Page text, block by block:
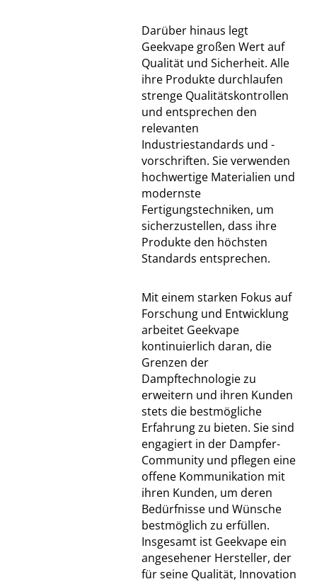
Darüber hinaus legt
Geekvape großen Wert auf
Qualität und Sicherheit. Alle
ihre Produkte durchlaufen
strenge Qualitätskontrollen
und entsprechen den
relevanten
Industriestandards und -
vorschriften. Sie verwenden
hochwertige Materialien und
modernste
Fertigungstechniken, um
sicherzustellen, dass ihre
Produkte den höchsten
Standards entsprechen.
Mit einem starken Fokus auf
Forschung und Entwicklung
arbeitet Geekvape
kontinuierlich daran, die
Grenzen der
Dampftechnologie zu
erweitern und ihren Kunden
stets die bestmögliche
Erfahrung zu bieten. Sie sind
engagiert in der Dampfer-
Community und pflegen eine
offene Kommunikation mit
ihren Kunden, um deren
Bedürfnisse und Wünsche
bestmöglich zu erfüllen.
Insgesamt ist Geekvape ein
angesehener Hersteller, der
für seine Qualität, Innovation